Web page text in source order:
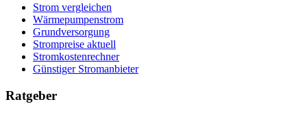
Strom vergleichen
Wärmepumpenstrom
Grundversorgung
Strompreise aktuell
Stromkostenrechner
Günstiger Stromanbieter
Ratgeber